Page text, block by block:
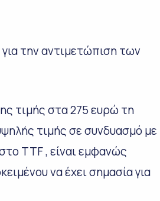
την αντιμετώπιση των
τιμής στα 275 ευρώ τη
τιμής σε συνδυασμό με
TTF , είναι εμφανώς
να έχει σημασία για